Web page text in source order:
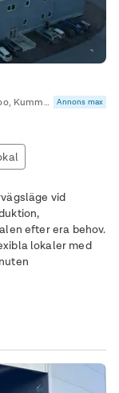
Nacka, Kummelbergets Industriområde, Saltsjö-Boo, Kummelnäs • Unihome AB Annons max
vid
lokaler med
knuten